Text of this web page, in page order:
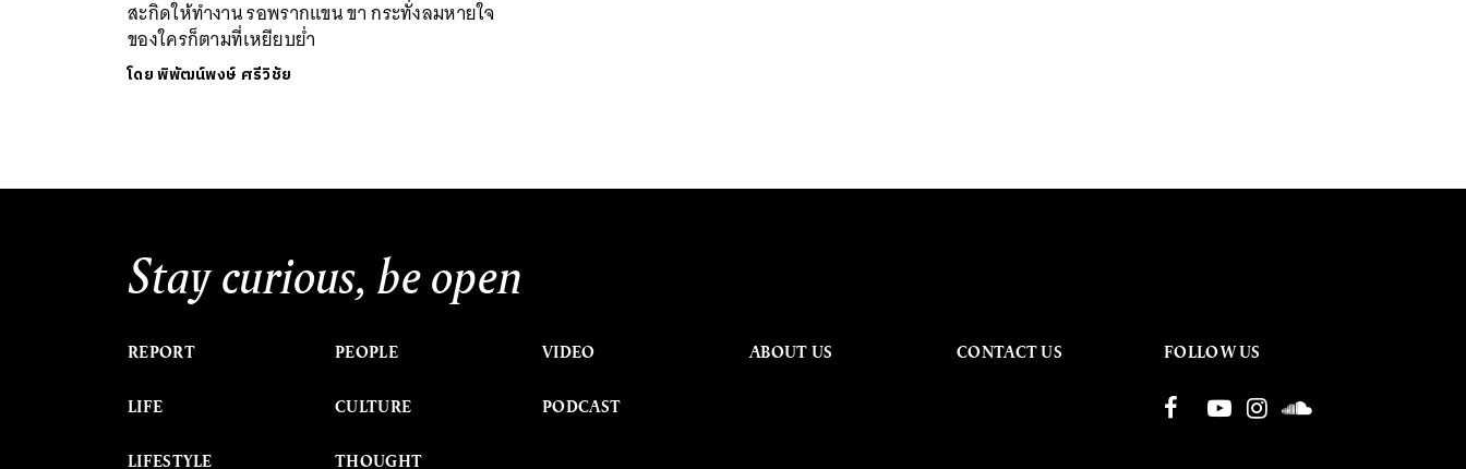
สะกิดให้ทำงาน รอพรากแขน ขา กระทั่งลมหายใจ
ของใครก็ตามที่เหยียบย่ำ
โดยพิพัฒน์พงษ์ ศรีวิชัย
Stay curious, be open
REPORT
LIFE
LIFESTYLE
PEOPLE
CULTURE
THOUGHT
VIDEO
PODCAST
ABOUT US CONTACT US FOLLOW US